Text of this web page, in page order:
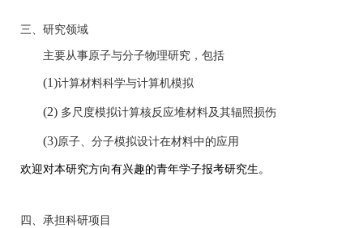
三、研究领域
主要从事原子与分子物理研究，包括
(1)计算材料科学与计算机模拟
(2) 多尺度模拟计算核反应堆材料及其辐照损伤
(3)原子、分子模拟设计在材料中的应用
欢迎对本研究方向有兴趣的青年学子报考研究生。
四、承担科研项目